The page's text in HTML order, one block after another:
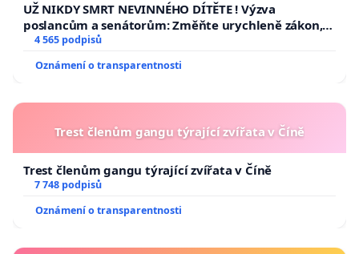
UŽ NIKDY SMRT NEVINNÉHO DÍTĚTE ! Výzva
poslancům a senátorům: Změňte urychleně zákon,
aby se tragédie malé Viktorky už nemohla opakovat!
4 565 podpisů
Oznámení o transparentnosti
Trest členům gangu týrající zvířata v Číně
Trest členům gangu týrající zvířata v Číně
7 748 podpisů
Oznámení o transparentnosti